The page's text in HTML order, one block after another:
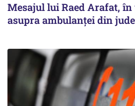
Mesajul lui Raed Arafat,
asupra ambulanței din